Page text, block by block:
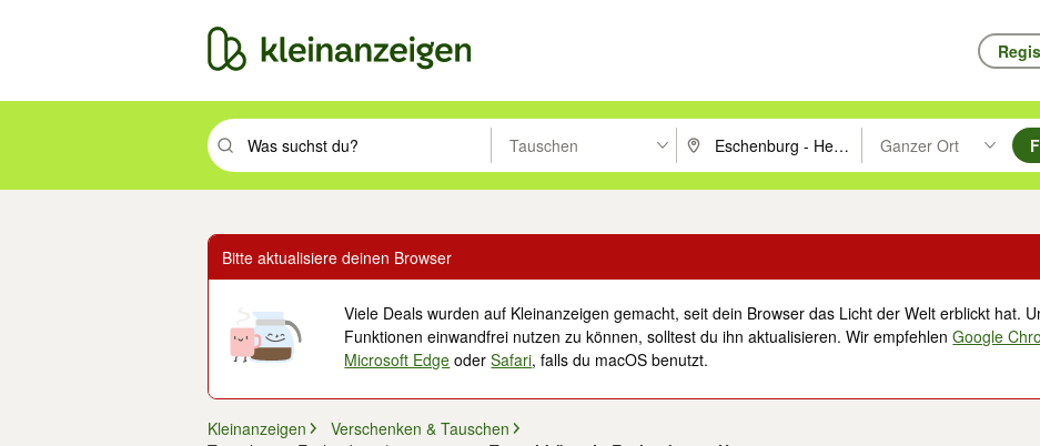
Suchbegriff eingeben. Eingabetaste drücken um zu suchen, oder Vorschläge mit den Pfeiltasten nach oben/unten
Tauschen PLZ oder Ort eingeben. Eingabetaste drücken
Ganzer Ort
Suche im Umkreis des
Bitte aktualisiere deinen Browser
Viele Deals wurden auf Kleinanzeigen gemacht, seit dein Browser das Licht der Welt erblickt hat.
Funktionen einwandfrei nutzen zu können, solltest du ihn aktualisieren. Wir empfehlenGoogle
Microsoft Edge oderSafari, falls du macOS benutzt.
Kleinanzeigen
Verschenken & Tauschen